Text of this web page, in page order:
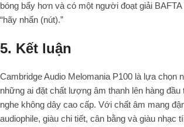
bóng bẩy hơn và có một người đoạt giải
“hãy nhấn (nút).”
5. Kết luận
Cambridge Audio Melomania P100 là lựa chọn
những ai đặt chất lượng âm thanh lên hàng đầu
nghe không dây cao cấp. Với chất âm mang
audiophile, giàu chi tiết, cân bằng và giàu nhạc